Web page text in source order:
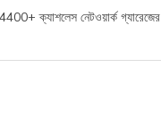
ক্যাশলেস নেটওয়ার্ক গ্যারেজের